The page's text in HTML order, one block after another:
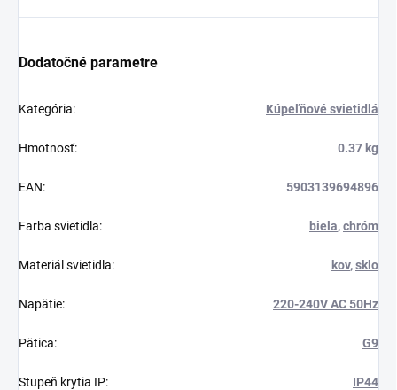
Dodatočné parametre
Kategória: Kúpeľňové svietidlá
Hmotnosť: 0.37 kg
EAN: 5903139694896
Farba svietidla: biela,chróm
Materiál svietidla: kov,sklo
Napätie: 220-240V AC 50Hz
Pätica: G9
Stupeň krytia IP: IP44